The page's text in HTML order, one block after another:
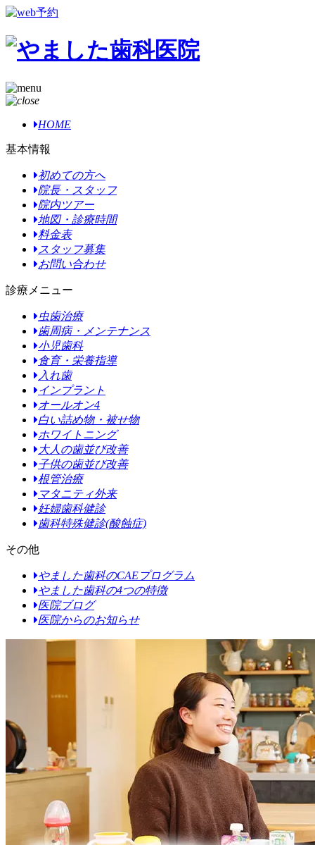
HOME
基本情報
初めての方へ
院長・スタッフ
院内ツアー
地図・診療時間
料金表
スタッフ募集
お問い合わせ
診療メニュー
虫歯治療
歯周病・メンテナンス
小児歯科
食育・栄養指導
入れ歯
インプラント
オールオン4
白い詰め物・被せ物
ホワイトニング
大人の歯並び改善
子供の歯並び改善
根管治療
マタニティ外来
妊婦歯科健診
歯科特殊健診(酸蝕症)
その他
やました歯科のCAEプログラム
やました歯科の4つの特徴
医院ブログ
医院からのお知らせ